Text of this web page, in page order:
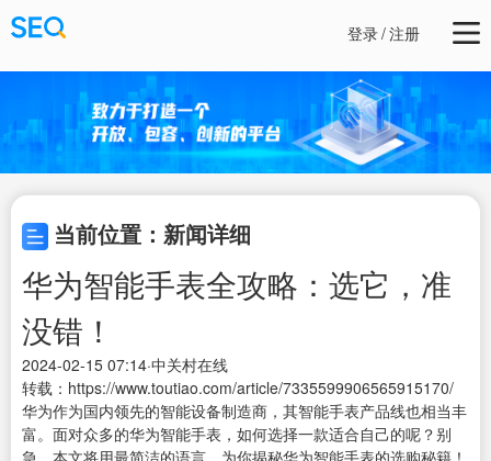
登录/注册
当前位置：新闻详细
华为智能手表全攻略：选它，准
没错！
2024-02-15 07:14·中关村在线
转载：https://www.toutiao.com/article/7335599906565915170/
华为作为国内领先的智能设备制造商，其智能手表产品线也相当丰
富。面对众多的华为智能手表，如何选择一款适合自己的呢？别